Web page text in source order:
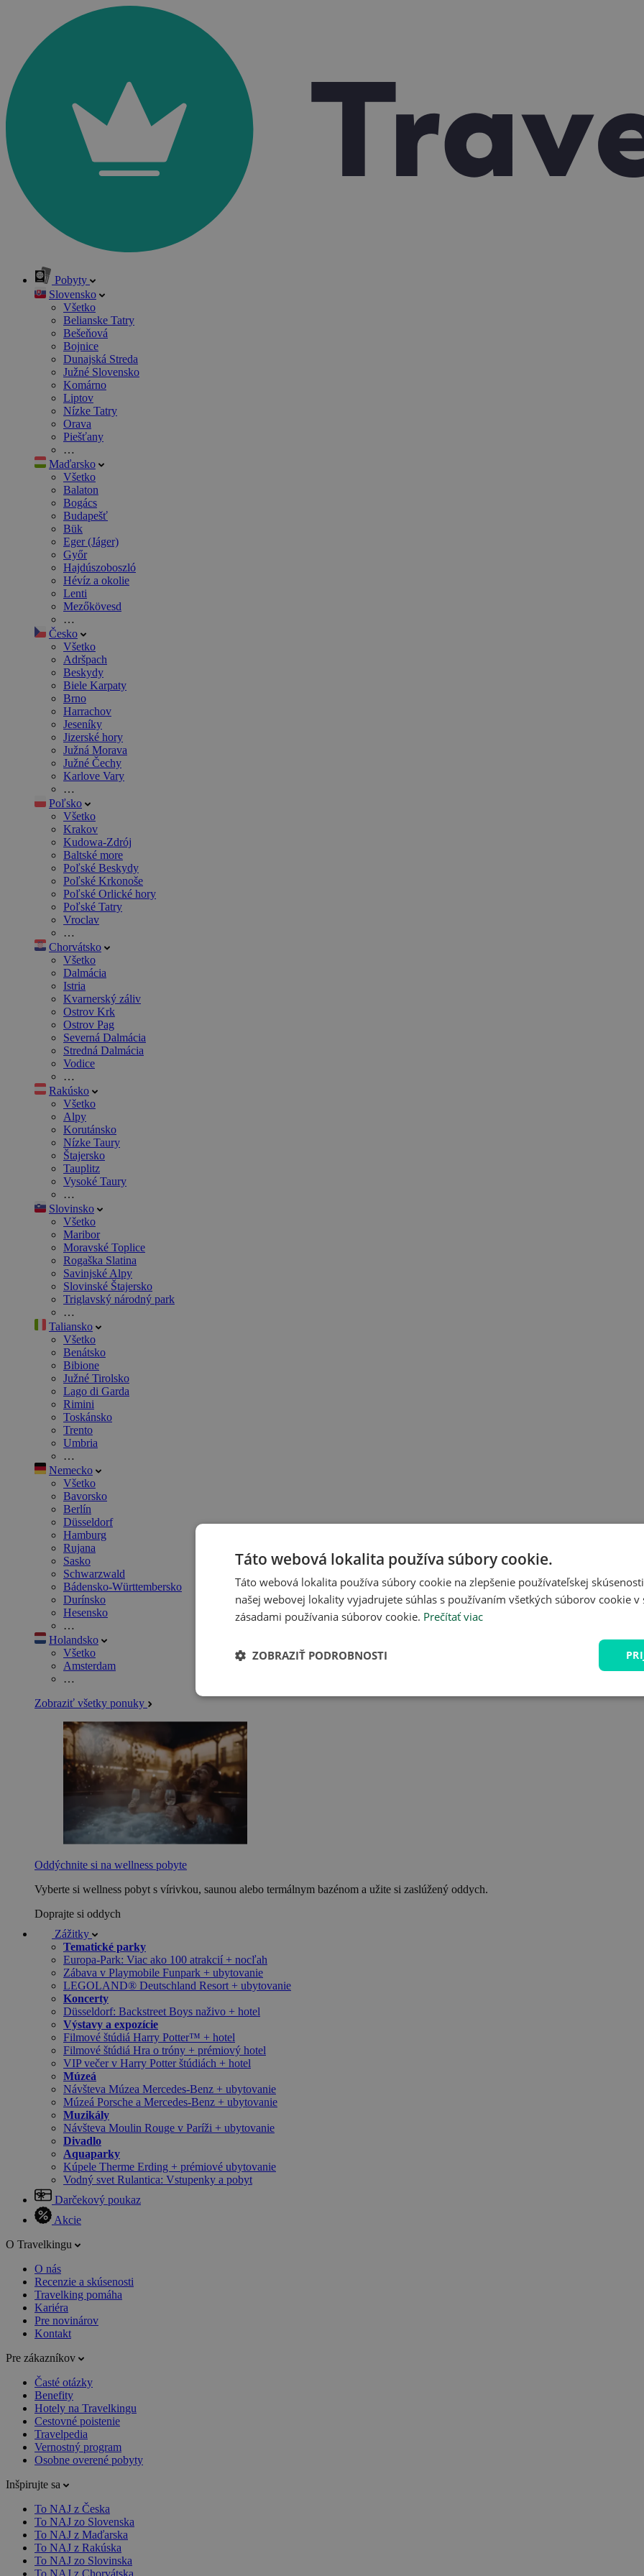
Pobyty
Slovensko
Všetko
Belianske Tatry
Bešeňová
Bojnice
Dunajská Streda
Južné Slovensko
Komárno
Liptov
Nízke Tatry
Orava
Piešťany
…
Maďarsko
Všetko
Balaton
Bogács
Budapešť
Bük
Eger (Jáger)
Győr
Hajdúszoboszló
Hévíz a okolie
Lenti
Mezőkövesd
…
Česko
Všetko
Adršpach
Beskydy
Biele Karpaty
Brno
Harrachov
Jeseníky
Jizerské hory
Južná Morava
Južné Čechy
Karlove Vary
…
Poľsko
Všetko
Krakov
Kudowa-Zdrój
Baltské more
Poľské Beskydy
Poľské Krkonoše
Poľské Orlické hory
Poľské Tatry
Vroclav
…
Chorvátsko
Všetko
Dalmácia
Istria
Kvarnerský záliv
Ostrov Krk
Ostrov Pag
Severná Dalmácia
Stredná Dalmácia
Vodice
…
Rakúsko
Všetko
Alpy
Korutánsko
Nízke Taury
Štajersko
Tauplitz
Vysoké Taury
…
Slovinsko
Všetko
Maribor
Moravské Toplice
Rogaška Slatina
Savinjské Alpy
Slovinské Štajersko
Triglavský národný park
…
Taliansko
Všetko
Benátsko
Bibione
Južné Tirolsko
Lago di Garda
Rimini
Toskánsko
Trento
Umbria
…
Nemecko
Všetko
Bavorsko
Berlín
Düsseldorf
Hamburg
Rujana
Sasko
Schwarzwald
Bádensko-Württembersko
Durínsko
Hesensko
…
Holandsko
Všetko
Amsterdam
…
Zobraziť všetky ponuky
Oddýchnite si na wellness pobyte
Vyberte si wellness pobyt s vírivkou, saunou alebo termálnym bazénom a užite si zaslúžený oddych.
Doprajte si oddych
Zážitky
Tematické parky
Europa-Park: Viac ako 100 atrakcií + nocľah
Zábava v Playmobile Funpark + ubytovanie
LEGOLAND® Deutschland Resort + ubytovanie
Koncerty
Düsseldorf: Backstreet Boys naživo + hotel
Výstavy a expozície
Filmové štúdiá Harry Potter™ + hotel
Filmové štúdiá Hra o tróny + prémiový hotel
VIP večer v Harry Potter štúdiách + hotel
Múzeá
Návšteva Múzea Mercedes-Benz + ubytovanie
Múzeá Porsche a Mercedes-Benz + ubytovanie
Muzikály
Návšteva Moulin Rouge v Paríži + ubytovanie
Divadlo
Aquaparky
Kúpele Therme Erding + prémiové ubytovanie
Vodný svet Rulantica: Vstupenky a pobyt
Darčekový poukaz
Akcie
O Travelkingu
O nás
Recenzie a skúsenosti
Travelking pomáha
Kariéra
Pre novinárov
Kontakt
Pre zákazníkov
Časté otázky
Benefity
Hotely na Travelkingu
Cestovné poistenie
Travelpedia
Vernostný program
Osobne overené pobyty
Inšpirujte sa
To NAJ z Česka
To NAJ zo Slovenska
To NAJ z Maďarska
To NAJ z Rakúska
To NAJ zo Slovinska
To NAJ z Chorvátska
Táto webová lokalita používa súbory cookie.
Táto webová lokalita používa súbory cookie na zlepšenie používateľskej
našej webovej lokality vyjadrujete súhlas s používaním všetkých súborov cookie v
zásadami používania súborov cookie. Prečítať viac
ZOBRAZIŤ PODROBNOSTI